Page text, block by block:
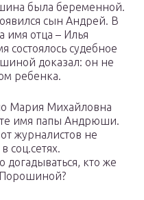
была беременной.
сын Андрей. В
имя отца – Илья
состоялось судебное
доказал: он не
ребенка.
Мария Михайловна
имя папы Андрюши.
журналистов не
соц.сетях.
догадываться, кто же
Порошиной?